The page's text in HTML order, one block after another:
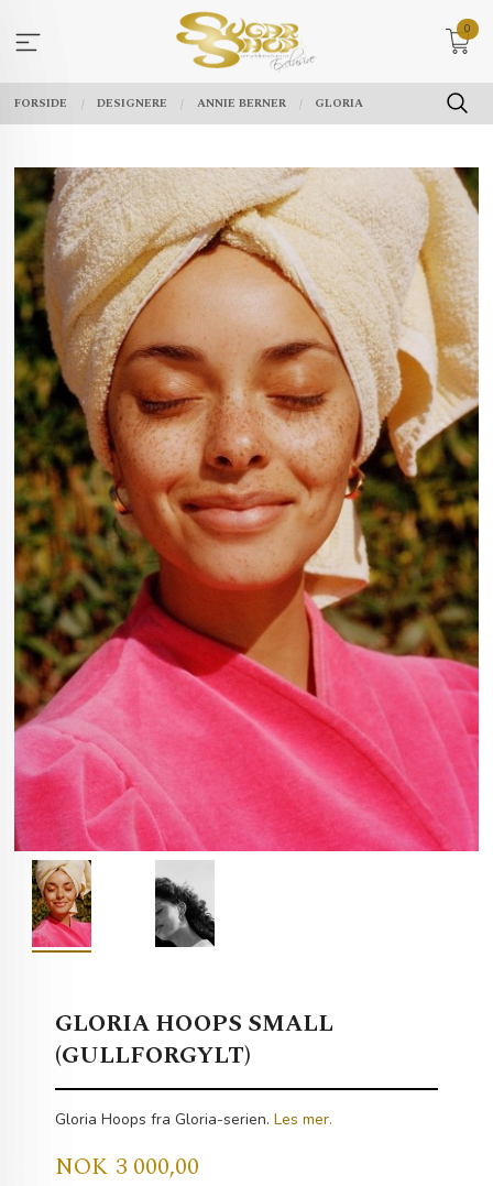
innholdet
0
FORSIDE DESIGNERE ANNIE BERNER GLORIA
GLORIA HOOPS SMALL
(GULLFORGYLT)
Gloria Hoops fra Gloria-serien.Les mer.
Pris
NOK 3 000,00